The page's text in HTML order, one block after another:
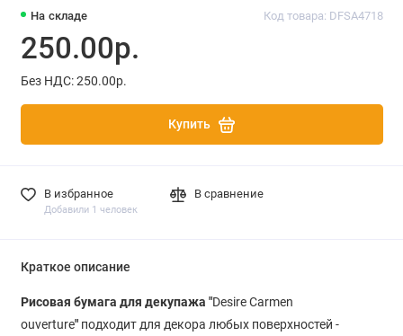
На складе Код товара: DFSA4718
250.00р.
Без НДС: 250.00р.
Купить
В избранное
Добавили 1 человек
В сравнение
Краткое описание
Рисовая бумага для декупажа "Desire Carmen
ouverture"подходит для декора любых поверхностей -